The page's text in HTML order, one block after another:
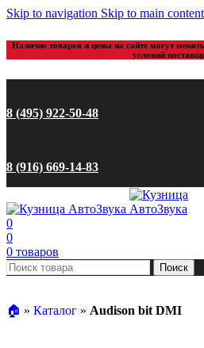
Skip to navigation Skip to main content
Наличие товаров и цены на сайте могут
условий
8 (495) 922-50-48
8 (916) 669-14-83
0
0
0 товаров
Поиск
🏠︎ » Каталог » Audison bit DMI